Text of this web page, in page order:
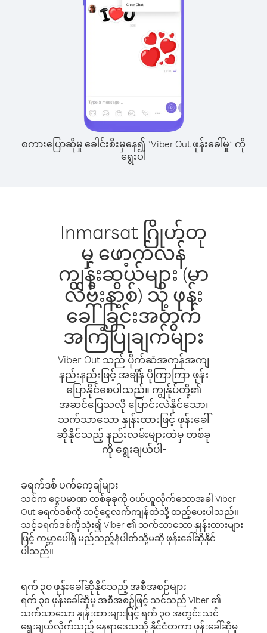
စကားပြောဆိုမှု ခေါင်းစီးမှနေ၍ “Viber Out ဖုန်းခေါ်မှု” ကို
ရွေးပါ
Inmarsat ဂြိုဟ်တု
မှ ဖော့က်လန်
ကျွန်းဆွယ်များ (မာ
လ်ဗီးနာ့စ်) သို့ ဖုန်း
ခေါ်ခြင်းအတွက်
အကြံပြုချက်များ
Viber Out သည် ပိုက်ဆံအကုန်အကျ
နည်းနည်းဖြင့် အချိန် ပိုကြာကြာ ဖုန်း
ပြောနိုင်စေပါသည်။ ကျွန်ုပ်တို့၏
အဆင်ပြေသလို ပြောင်းလဲနိုင်သော၊
သက်သာသော နှုန်းထားဖြင့် ဖုန်းခေါ်
ဆိုနိုင်သည့် နည်းလမ်းများထဲမှ တစ်ခု
ကို ရွေးချယ်ပါ-
ခရက်ဒစ် ပက်ကေ့ချ်များ
သင်က ငွေပမာဏ တစ်ခုခုကို ဝယ်ယူလိုက်သောအခါ Viber
Out ခရက်ဒစ်ကို သင့်ငွေလက်ကျန်ထဲသို့ ထည့်ပေးပါသည်။
သင့်ခရက်ဒစ်ကိုသုံး၍ Viber ၏ သက်သာသော နှုန်းထားများ
ဖြင့် ကမ္ဘာပေါ်ရှိ မည်သည့်နံပါတ်သို့မဆို ဖုန်းခေါ်ဆိုနိုင်
ပါသည်။
ရက် ၃၀ ဖုန်းခေါ်ဆိုနိုင်သည့် အစီအစဉ်များ
ရက် ၃၀ ဖုန်းခေါ်ဆိုမှု အစီအစဉ်ဖြင့် သင်သည် Viber ၏
သက်သာသော နှုန်းထားများဖြင့် ရက် ၃၀ အတွင်း သင်
ရွေးချယ်လိုက်သည့် နေရာဒေသသို့ နိုင်ငံတကာ ဖုန်းခေါ်ဆိုမှု